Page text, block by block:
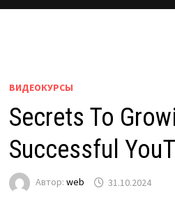
ВИДЕОКУРСЫ
Secrets To
Successful
Автор: web 31.10.2024